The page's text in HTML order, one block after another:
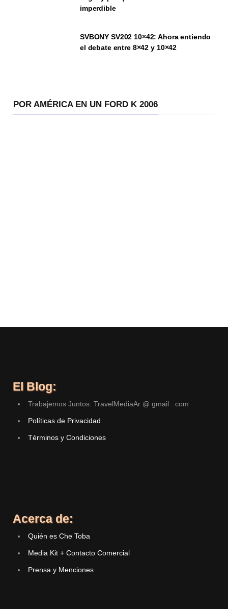
imperdible
SVBONY SV202 10×42: Ahora entiendo
el debate entre 8×42 y 10×42
POR AMÉRICA EN UN FORD K 2006
El Blog:
Trabajemos Juntos: TravelMediaAr @ gmail . com
Políticas de Privacidad
Términos y Condiciones
Acerca de:
Quién es Che Toba
Media Kit + Contacto Comercial
Prensa y Menciones